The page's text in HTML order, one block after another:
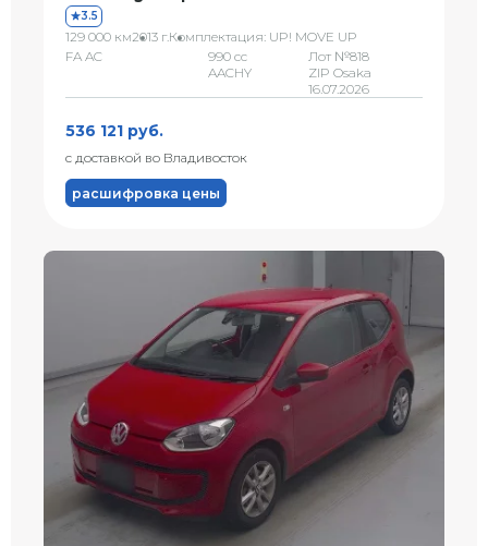
3.5
129 000 км2013 г.Комплектация: UP! MOVE UP
FA AC
990 сс
AACHY
Лот №818
ZIP Osaka
16.07.2026
536 121 руб.
с доставкой во Владивосток
расшифровка цены